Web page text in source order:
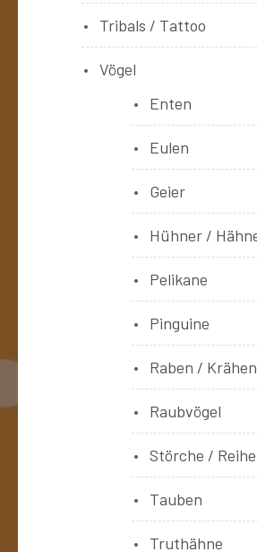
Tribals / Tattoo
Vögel
Enten
Eulen
Geier
Hühner /
Pelikane
Pinguine
Raben / Krähen
Raubvögel
Störche /
Tauben
Truthähne